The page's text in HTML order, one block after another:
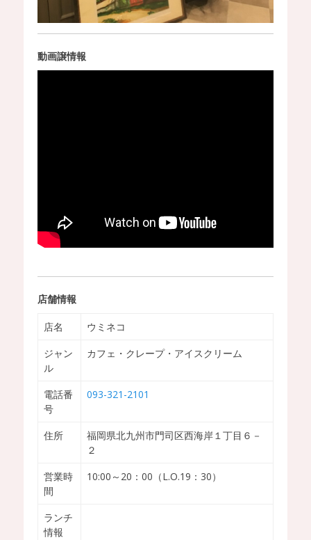
動画譲情報
店舗情報
店名
ウミネコ
ジャン
ル
カフェ・クレープ・アイスクリーム
電話番
号
093-321-2101
住所
福岡県北九州市門司区西海岸１丁目６－
２
営業時
間
10:00～20：00（L.O.19：30）
ランチ
情報